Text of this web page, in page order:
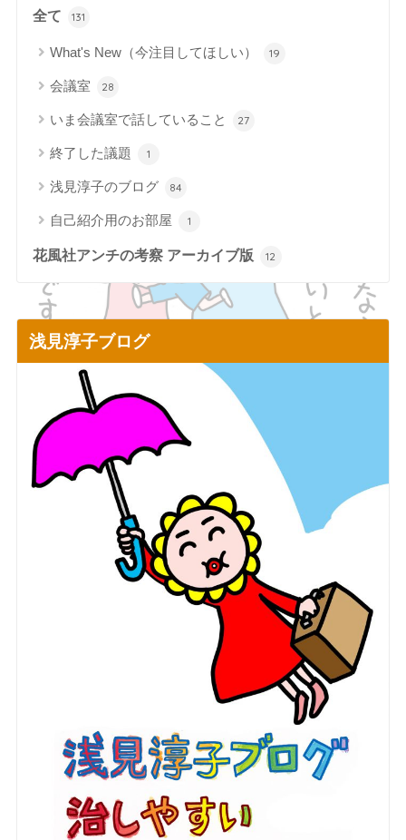
全て 131
What's New（今注目してほしい） 19
会議室 28
いま会議室で話していること 27
終了した議題 1
浅見淳子のブログ 84
自己紹介用のお部屋 1
花風社アンチの考察 アーカイブ版 12
浅見淳子ブログ